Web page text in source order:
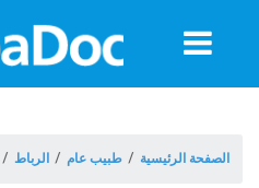
الصفحة الرئيسية / طبيب عام / الرباط /
معلومات